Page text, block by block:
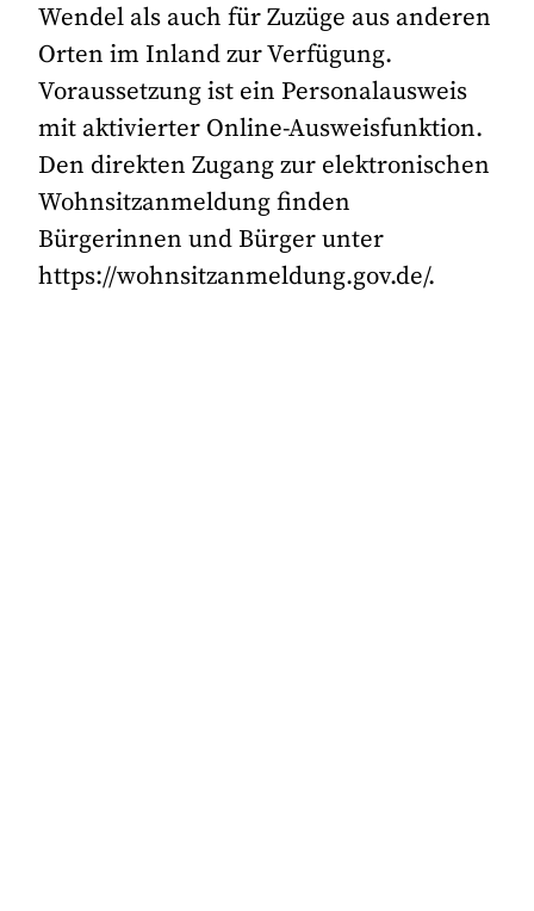
Wendel als auch für Zuzüge aus anderen
Orten im Inland zur Verfügung.
Voraussetzung ist ein Personalausweis
mit aktivierter Online-Ausweisfunktion.
Den direkten Zugang zur elektronischen
Wohnsitzanmeldung finden
Bürgerinnen und Bürger unter
https://wohnsitzanmeldung.gov.de/.